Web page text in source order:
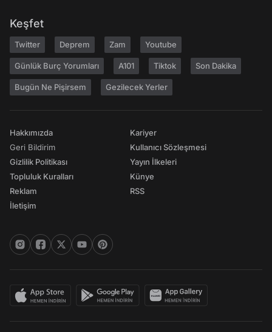
Keşfet
Twitter Deprem Zam Youtube
Günlük Burç Yorumları A101 Tiktok Son Dakika
Bugün Ne Pişirsem Gezilecek Yerler
Hakkımızda
Geri Bildirim
Gizlilik Politikası
Topluluk Kuralları
Reklam
İletişim
Kariyer
Kullanıcı Sözleşmesi
Yayın İlkeleri
Künye
RSS